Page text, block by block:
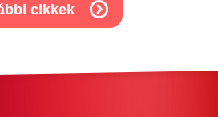
cikkek